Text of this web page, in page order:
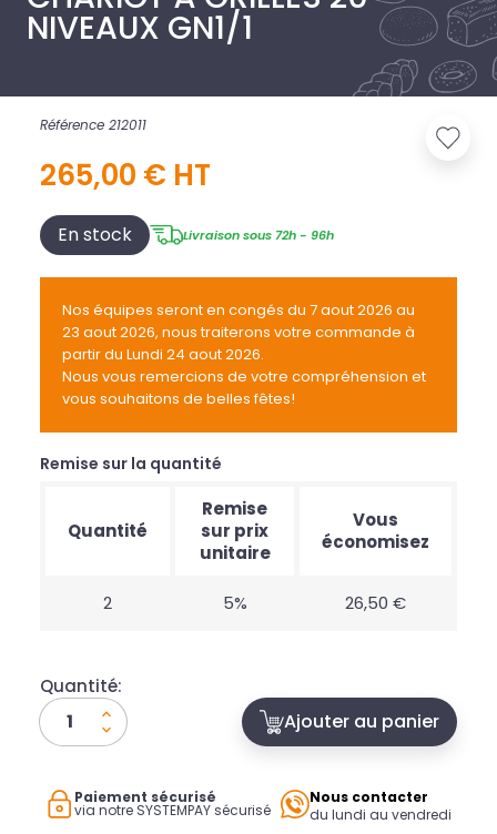
NIVEAUX GN1/1
Référence 212011
265,00 € HT
En stock Livraison sous 72h - 96h
Nos équipes seront en congés du 7 aout 2026 au
23 aout 2026, nous traiterons votre commande à
partir du Lundi 24 aout 2026.
Nous vous remercions de votre compréhension et
vous souhaitons de belles fêtes!
Remise sur la quantité
Quantité
Remise
sur prix
unitaire
Vous
économisez
2 5% 26,50 €
Quantité:
Ajouter au panier
Paiement sécurisé
via notre SYSTEMPAY sécurisé
Nous contacter
du lundi au vendredi